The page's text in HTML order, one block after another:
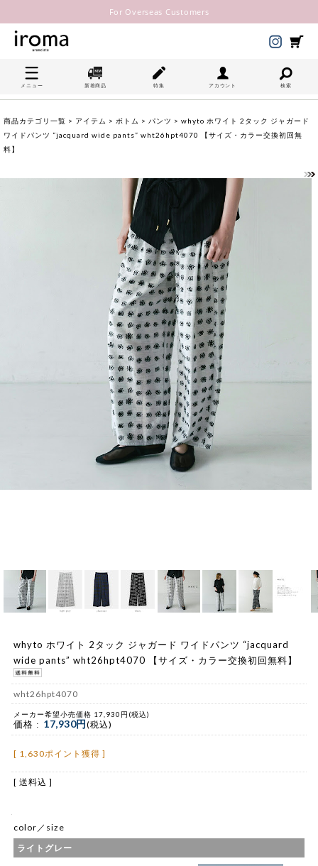
For Overseas Customers
メニュー 新着商品 特集 アカウント 検索
商品カテゴリ一覧 > アイテム > ボトム > パンツ > whyto ホワイト 2タック ジャガード
ワイドパンツ “jacquard wide pants” wht26hpt4070 【サイズ・カラー交換初回無
料】
whyto ホワイト 2タック ジャガード ワイドパンツ “jacquard
wide pants” wht26hpt4070 【サイズ・カラー交換初回無料】
wht26hpt4070
メーカー希望小売価格 17,930円(税込)
価格 : 17,930円(税込)
[ 1,630ポイント獲得 ]
[ 送料込 ]
color／size
ライトグレー